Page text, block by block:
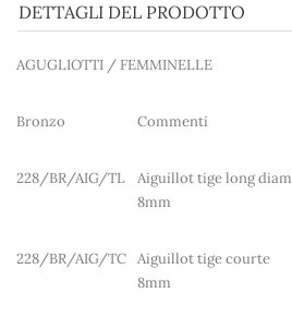
DETTAGLI DEL PRODOTTO
AGUGLIOTTI / FEMMINELLE
Bronzo Commenti
228/BR/AIG/TL
Aiguillot tige long diam
8mm
228/BR/AIG/TC Aiguillot tige courte
8mm